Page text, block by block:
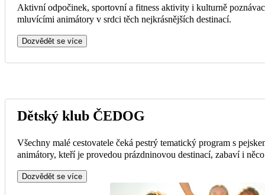
Aktivní odpočinek, sportovní a fitness aktivity i kulturně
mluvícími animátory v srdci těch nejkrásnějších destinací.
Dozvědět se více
Dětský klub ČEDOG
Všechny malé cestovatele čeká pestrý tematický program s
animátory, kteří je provedou prázdninovou destinací, zabaví i
Dozvědět se více